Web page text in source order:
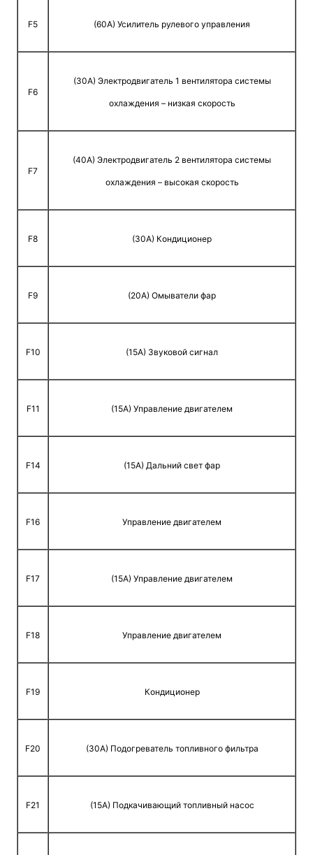
F5 (60A) Усилитель рулевого управления
F6
(30A) Электродвигатель 1 вентилятора системы
охлаждения – низкая скорость
F7
(40A) Электродвигатель 2 вентилятора системы
охлаждения – высокая скорость
F8 (30A) Кондиционер
F9 (20A) Омыватели фар
F10 (15A) Звуковой сигнал
F11 (15A) Управление двигателем
F14 (15A) Дальний свет фар
F16 Управление двигателем
F17 (15A) Управление двигателем
F18 Управление двигателем
F19 Кондиционер
F20 (30A) Подогреватель топливного фильтра
F21 (15A) Подкачивающий топливный насос